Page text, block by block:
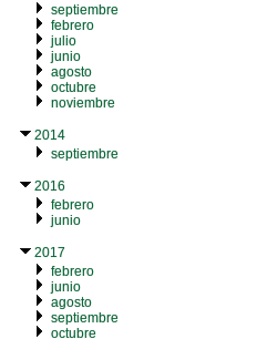
septiembre
febrero
julio
junio
agosto
octubre
noviembre
2014
septiembre
2016
febrero
junio
2017
febrero
junio
agosto
septiembre
octubre